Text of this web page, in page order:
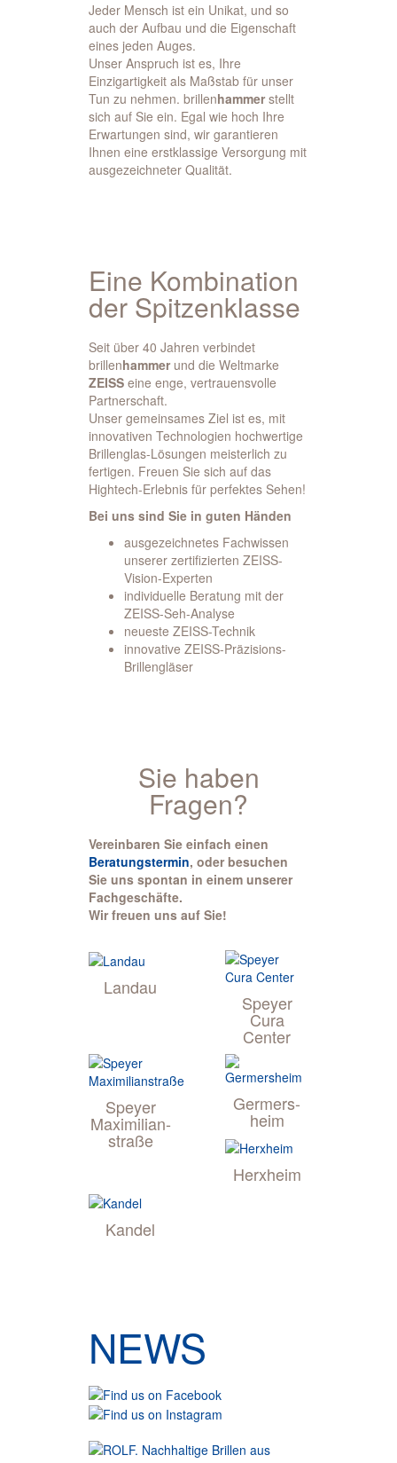
Jeder Mensch ist ein Unikat, und so
auch der Aufbau und die Eigenschaft
eines jeden Auges.
Unser Anspruch ist es, Ihre
Einzigartigkeit als Maßstab für unser
Tun zu nehmen. brillenhammerstellt
sich auf Sie ein. Egal wie hoch Ihre
Erwartungen sind, wir garantieren
Ihnen eine erstklassige Versorgung mit
ausgezeichneter Qualität.
Eine Kombination
der Spitzenklasse
Seit über 40 Jahren verbindet
brillenhammerund die Weltmarke
ZEISS eine enge, vertrauensvolle
Partnerschaft.
Unser gemeinsames Ziel ist es, mit
innovativen Technologien hochwertige
Brillenglas-Lösungen meisterlich zu
fertigen. Freuen Sie sich auf das
Hightech-Erlebnis für perfektes Sehen!
Bei uns sind Sie in guten Händen
ausgezeichnetes Fachwissen
unserer zertifizierten ZEISS-
Vision-Experten
individuelle Beratung mit der
ZEISS-Seh-Analyse
neueste ZEISS-Technik
innovative ZEISS-Präzisions-
Brillengläser
Sie haben
Fragen?
Vereinbaren Sie einfach einen
Beratungstermin, oder besuchen
Sie uns spontan in einem unserer
Fachgeschäfte.
Wir freuen uns auf Sie!
Landau
Speyer
Cura
Center
Speyer
Maximilian­
straße
Germers­
heim
Herx­heim
Kandel
NEWS